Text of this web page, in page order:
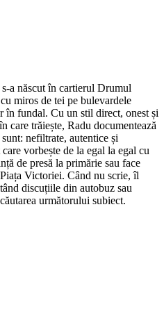
a născut în cartierul Drumul
miros de tei pe bulevardele
în fundal. Cu un stil direct, onest și
care trăiește, Radu documentează
nefiltrate, autentice și
vorbește de la egal la egal cu
de presă la primărie sau face
Victoriei. Când nu scrie, îl
discuțiile din autobuz sau
următorului subiect.